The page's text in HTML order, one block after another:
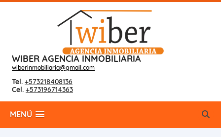
WIBER AGENCIA INMOBILIARIA
wiberinmobiliaria@gmail.com
Tel. +573218408136
Cel. +573196714363
MENÚ